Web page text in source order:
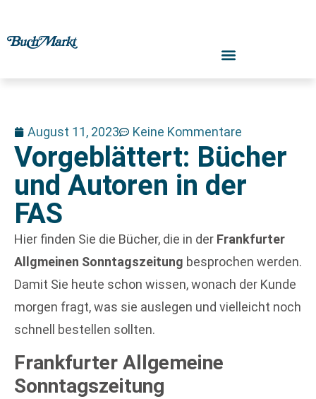
August 11, 2023 Keine Kommentare
Vorgeblättert: Bücher
und Autoren in der
FAS
Hier finden Sie die Bücher, die in der Frankfurter
Allgmeinen Sonntagszeitung besprochen werden.
Damit Sie heute schon wissen, wonach der Kunde
morgen fragt, was sie auslegen und vielleicht noch
schnell bestellen sollten.
Frankfurter Allgemeine
Sonntagszeitung